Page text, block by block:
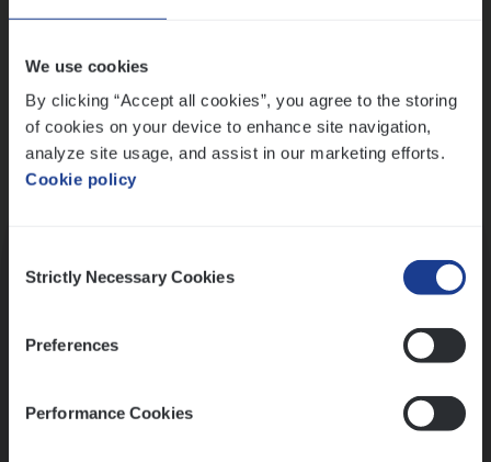
We use cookies
By clicking “Accept all cookies”, you agree to the storing
of cookies on your device to enhance site navigation,
analyze site usage, and assist in our marketing efforts.
Cookie policy
Selection
Strictly Necessary Cookies
Preferences
Performance Cookies